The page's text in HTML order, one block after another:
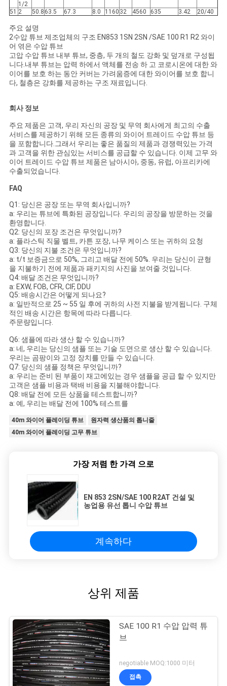
1/2
51 2 50.8 63.5 67.3 8.0 1160 32 4560 635 3.42 20/40
주요 설명
2수압 튜브 제조업체의 구조 EN853 1SN 2SN /SAE 100 R1 R2 와이
어 엮은 수압 튜브
고압 수압 튜브 내부 튜브, 중층, 두 개의 철도 강화 및 덮개로 구성됩
니다.내부 튜브는 압력 하에서 액체를 전송 하 고 코로시온에 대한 와
이어를 보호 하는 동안 커버는 가려움증에 대한 와이어를 보호 합니
다, 철층은 강화를 제공하는 구조 재료입니다.
회사 정보
주요 제품은 고객, 우리 자신의 공장 및 무역 회사에게 최고의 수출
서비스를 제공하기 위해 모든 종류의 와이어 트레이드 수압 튜브 등
을 포함합니다.그래서 우리는 좋은 품질의 제품과 경쟁력있는 가격
과 고객을 위한 관심있는 서비스를 공급할 수 있습니다. 이제 고무 와
이어 트레이드 수압 튜브 제품은 남아시아, 중동, 유럽, 아프리카에
수출되었습니다.
FAQ
Q1: 당신은 공장 또는 무역 회사입니까?
a: 우리는 튜브에 특화된 공장입니다. 우리의 공장을 방문하는 것을
환영합니다.
Q2: 당신의 포장 조건은 무엇입니까?
a: 플라스틱 직물 벨트, 카튼 포장, 나무 케이스 또는 귀하의 요청
Q3: 당신의 지불 조건은 무엇입니까?
a: t/t 보증금으로 50%, 그리고 배달 전에 50%. 우리는 당신이 균형
을 지불하기 전에 제품과 패키지의 사진을 보여줄 것입니다.
Q4: 배달 조건은 무엇입니까?
a: EXW, FOB, CFR, CIF, DDU
Q5: 배송시간은 어떻게 되나요?
a: 일반적으로 25 ~ 55 일 후에 귀하의 사전 지불을 받게됩니다. 구체
적인 배송 시간은 항목에 따라 다릅니다.
주문량입니다.
Q6: 샘플에 따라 생산 할 수 있습니까?
a: 네, 우리는 당신의 샘플 또는 기술 도면으로 생산 할 수 있습니다.
우리는 곰팡이와 고정 장치를 만들 수 있습니다.
Q7: 당신의 샘플 정책은 무엇입니까?
a: 우리는 준비 된 부품이 재고에있는 경우 샘플을 공급 할 수 있지만
고객은 샘플 비용과 택배 비용을 지불해야합니다.
Q8: 배달 전에 모든 상품을 테스트합니까?
a: 예, 우리는 배달 전에 100% 테스트를
40m 와이어 플레이딩 튜브
원자력 생산품의 톱니줄
40m 와이어 플레이딩 고무 튜브
가장 저렴 한 가격 으로
EN 853 2SN/SAE 100 R2AT 건설 및
농업용 유선 톱니 수압 튜브
계속하다
상위 제품
SAE 100 R1 수압 압력 튜
브
negotiable MOQ:1000 미터
접촉